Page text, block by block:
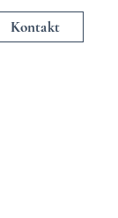
Kontakt